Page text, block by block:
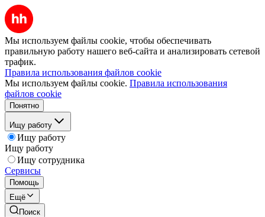
Мы используем файлы cookie, чтобы обеспечивать
правильную работу нашего веб-сайта и анализировать сетевой
трафик.
Правила использования файлов cookie
Мы используем файлы cookie. Правила использования
файлов cookie
Понятно
Ищу работу
Ищу работу
Ищу работу
Ищу сотрудника
Сервисы
Помощь
Ещё
Поиск